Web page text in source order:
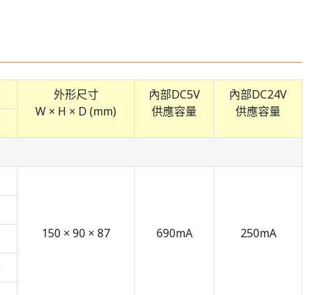
外形尺寸
W × H × D (mm)
內部DC5V
供應容量
內部DC24V
供應容量
150 × 90 × 87 690mA 250mA